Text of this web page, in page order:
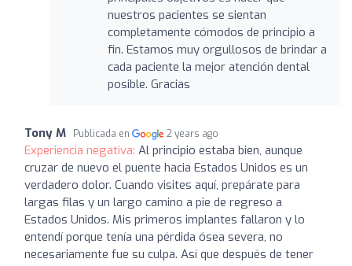
nuestros pacientes se sientan
completamente cómodos de principio a
fin. Estamos muy orgullosos de brindar a
cada paciente la mejor atención dental
posible. Gracias
Tony M Publicada en 2 years ago
Experiencia negativa: Al principio estaba bien, aunque
cruzar de nuevo el puente hacia Estados Unidos es un
verdadero dolor. Cuando visites aquí, prepárate para
largas filas y un largo camino a pie de regreso a
Estados Unidos. Mis primeros implantes fallaron y lo
entendí porque tenía una pérdida ósea severa, no
necesariamente fue su culpa. Así que después de tener